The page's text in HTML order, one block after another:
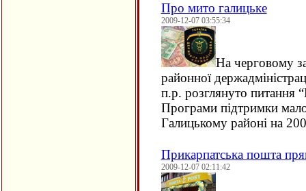
Про мито галицьке
2009-12-07 03:55:34
На черговому
районної
п.р. розглянуто питання
Програми підтримки
Галицькому районі на
Прикарпатська пошта
2009-12-07 02:11:42